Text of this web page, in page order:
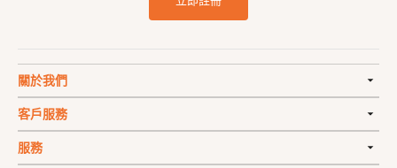
關於我們
客戶服務
服務